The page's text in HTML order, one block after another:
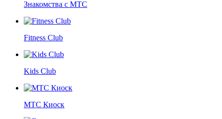
Знакомства с МТС
Fitness Club
Kids Club
МТС Киоск